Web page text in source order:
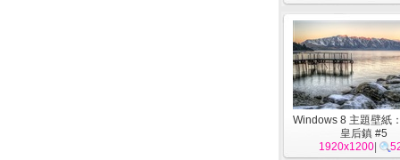
Windows 8 主題壁紙
皇后鎮 #5
1920x1200